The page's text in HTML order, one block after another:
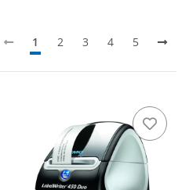
1 2 3 4 5